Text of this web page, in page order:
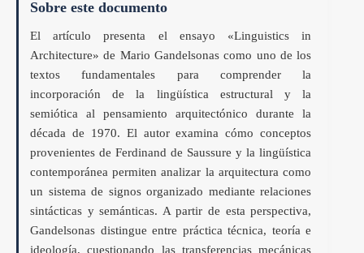
Sobre este documento
El artículo presenta el ensayo «Linguistics in
Architecture» de Mario Gandelsonas como uno de los
textos fundamentales para comprender la
incorporación de la lingüística estructural y la
semiótica al pensamiento arquitectónico durante la
década de 1970. El autor examina cómo conceptos
provenientes de Ferdinand de Saussure y la lingüística
contemporánea permiten analizar la arquitectura como
un sistema de signos organizado mediante relaciones
sintácticas y semánticas. A partir de esta perspectiva,
Gandelsonas distingue entre práctica técnica, teoría e
ideología, cuestionando las transferencias mecánicas